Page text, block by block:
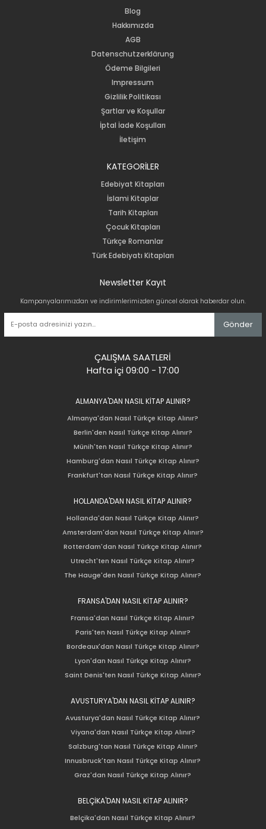
Blog
Hakkımızda
AGB
Datenschutzerklärung
Ödeme Bilgileri
Impressum
Gizlilik Politikası
Şartlar ve Koşullar
İptal İade Koşulları
İletişim
KATEGORİLER
Edebiyat Kitapları
İslami Kitaplar
Tarih Kitapları
Çocuk Kitapları
Türkçe Romanlar
Türk Edebiyatı Kitapları
Newsletter Kayıt
Kampanyalarımızdan ve indirimlerimizden güncel olarak haberdar olun.
Gönder
ÇALIŞMA SAATLERİ
Hafta içi 09:00 - 17:00
ALMANYA'DAN NASIL KİTAP ALINIR?
Almanya'dan Nasıl Türkçe Kitap Alınır?
Berlin'den Nasıl Türkçe Kitap Alınır?
Münih'ten Nasıl Türkçe Kitap Alınır?
Hamburg'dan Nasıl Türkçe Kitap Alınır?
Frankfurt'tan Nasıl Türkçe Kitap Alınır?
HOLLANDA'DAN NASIL KİTAP ALINIR?
Hollanda'dan Nasıl Türkçe Kitap Alınır?
Amsterdam'dan Nasıl Türkçe Kitap Alınır?
Rotterdam'dan Nasıl Türkçe Kitap Alınır?
Utrecht'ten Nasıl Türkçe Kitap Alınır?
The Hauge'den Nasıl Türkçe Kitap Alınır?
FRANSA'DAN NASIL KİTAP ALINIR?
Fransa'dan Nasıl Türkçe Kitap Alınır?
Paris'ten Nasıl Türkçe Kitap Alınır?
Bordeaux'dan Nasıl Türkçe Kitap Alınır?
Lyon'dan Nasıl Türkçe Kitap Alınır?
Saint Denis'ten Nasıl Türkçe Kitap Alınır?
AVUSTURYA'DAN NASIL KİTAP ALINIR?
Avusturya'dan Nasıl Türkçe Kitap Alınır?
Viyana'dan Nasıl Türkçe Kitap Alınır?
Salzburg'tan Nasıl Türkçe Kitap Alınır?
Innusbruck'tan Nasıl Türkçe Kitap Alınır?
Graz'dan Nasıl Türkçe Kitap Alınır?
BELÇİKA'DAN NASIL KİTAP ALINIR?
Belçika'dan Nasıl Türkçe Kitap Alınır?